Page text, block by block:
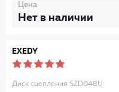
Цена
Нет в наличии
EXEDY
Диск сцепления SZD048U